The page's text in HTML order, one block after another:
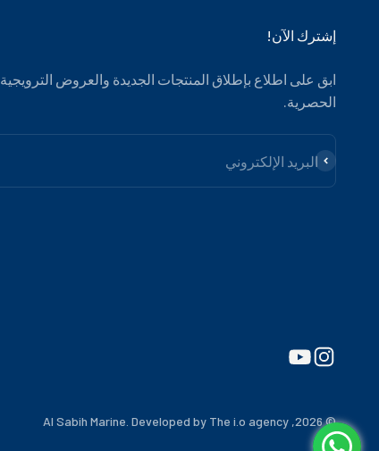
إشترك الآن!
ابق على اطلاع بإطلاق المنتجات الجديدة والعروض الترويجية
الحصرية.
البريد الإلكتروني
الاشتراك
© 2026, Al Sabih Marine.
Developed by The i.o agency